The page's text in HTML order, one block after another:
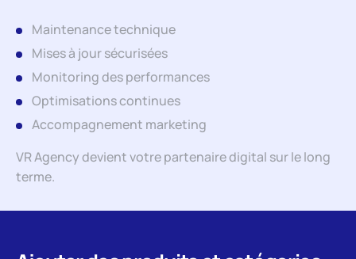
Maintenance technique
Mises à jour sécurisées
Monitoring des performances
Optimisations continues
Accompagnement marketing
VR Agency devient votre partenaire digital sur le long
terme.